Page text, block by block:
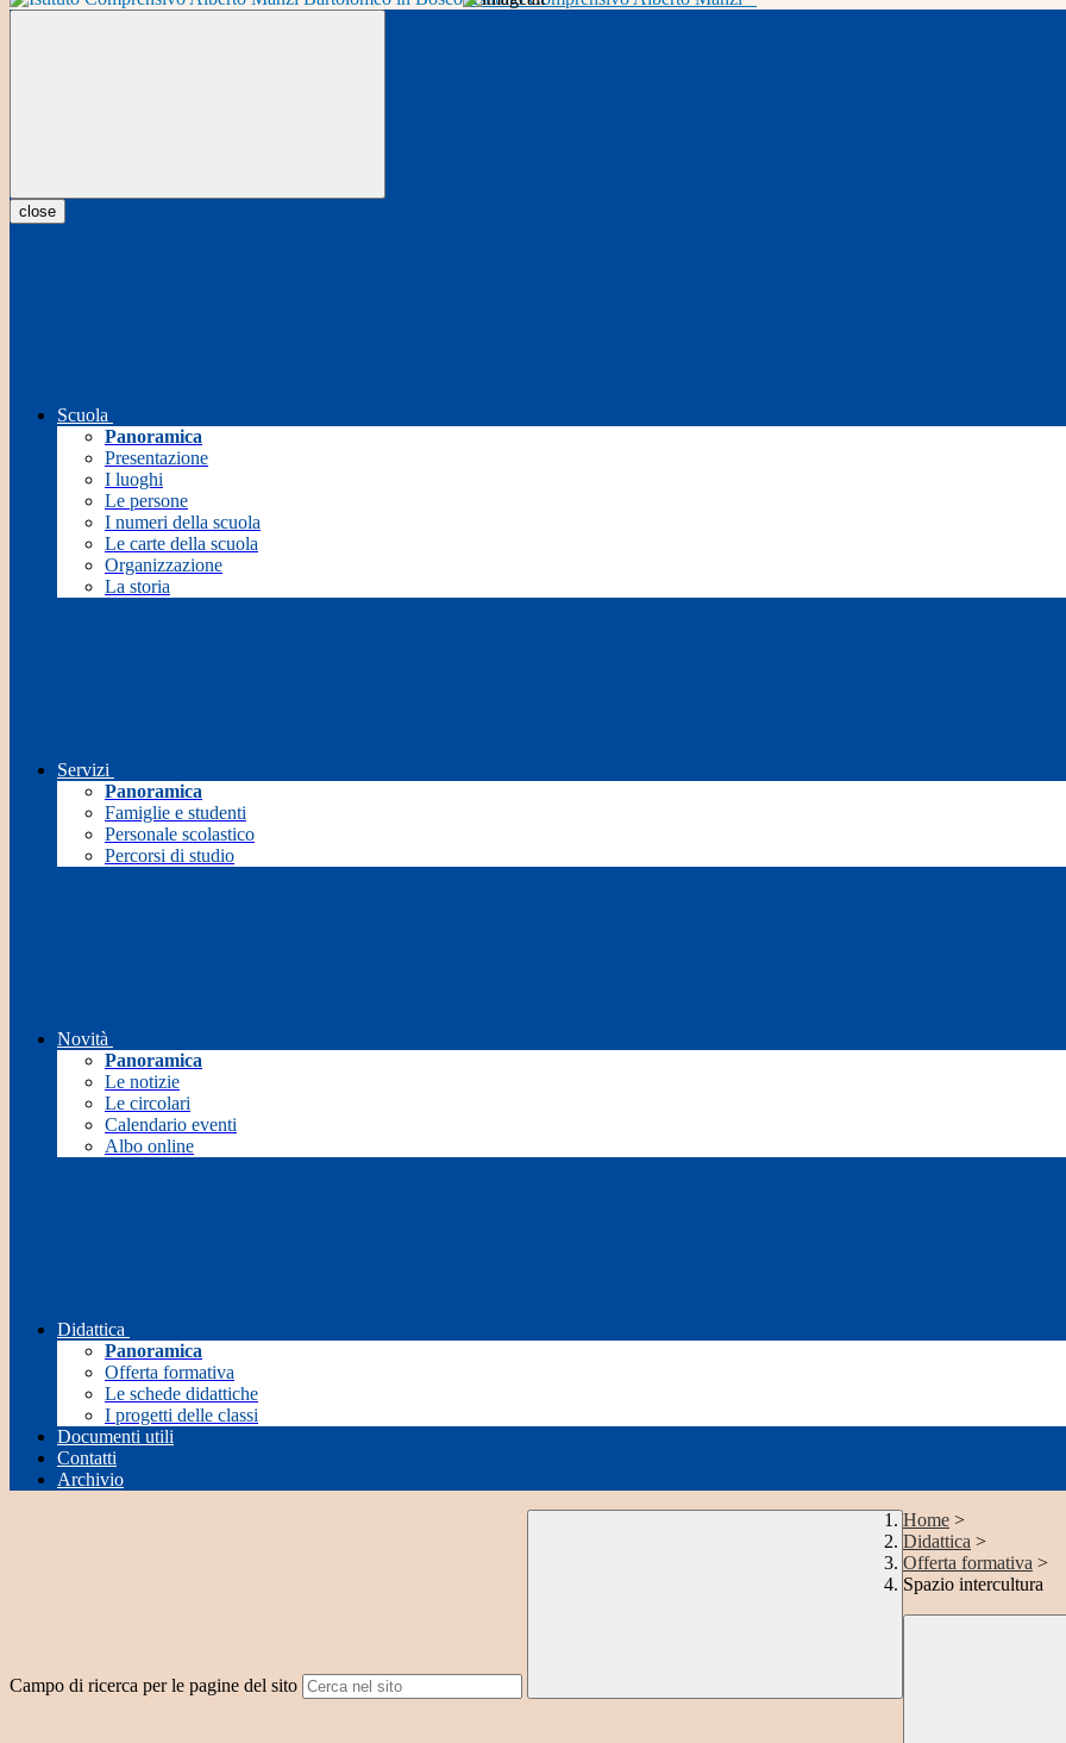
close
Scuola
Panoramica
Presentazione
I luoghi
Le persone
I numeri della scuola
Le carte della scuola
Organizzazione
La storia
Servizi
Panoramica
Famiglie e studenti
Personale scolastico
Percorsi di studio
Novità
Panoramica
Le notizie
Le circolari
Calendario eventi
Albo online
Didattica
Panoramica
Offerta formativa
Le schede didattiche
I progetti delle classi
Documenti utili
Contatti
Archivio
Campo di ricerca per le pagine del sito
Home >
Didattica >
Offerta formativa >
Spazio intercultura